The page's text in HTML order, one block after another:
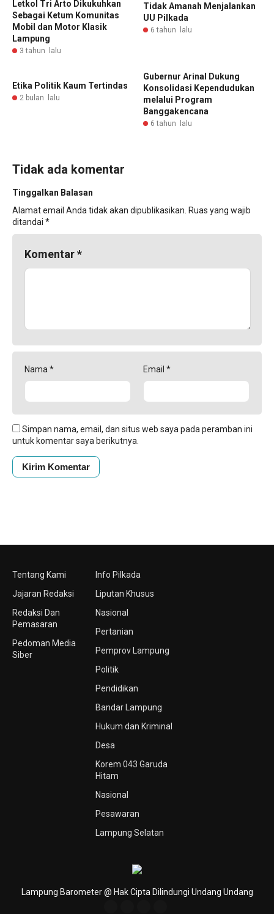
Letkol Tri Arto Dikukuhkan
Sebagai Ketum Komunitas
Mobil dan Motor Klasik
Lampung
3 tahun lalu
Tidak Amanah Menjalankan
UU Pilkada
6 tahun lalu
Etika Politik Kaum Tertindas
2 bulan lalu
Gubernur Arinal Dukung
Konsolidasi Kependudukan
melalui Program
Banggakencana
6 tahun lalu
Tidak ada komentar
Tinggalkan Balasan
Alamat email Anda tidak akan dipublikasikan. Ruas yang wajib
ditandai *
Komentar*
Nama * Email *
Simpan nama, email, dan situs web saya pada peramban ini
untuk komentar saya berikutnya.
Tentang Kami
Jajaran Redaksi
Redaksi Dan
Pemasaran
Pedoman Media
Siber
Info Pilkada
Liputan Khusus
Nasional
Pertanian
Pemprov Lampung
Politik
Pendidikan
Bandar Lampung
Hukum dan Kriminal
Desa
Korem 043 Garuda
Hitam
Nasional
Pesawaran
Lampung Selatan
Lampung Barometer @ Hak Cipta Dilindungi Undang Undang